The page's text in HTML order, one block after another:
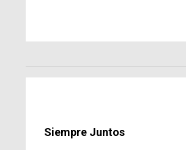
Siempre Juntos